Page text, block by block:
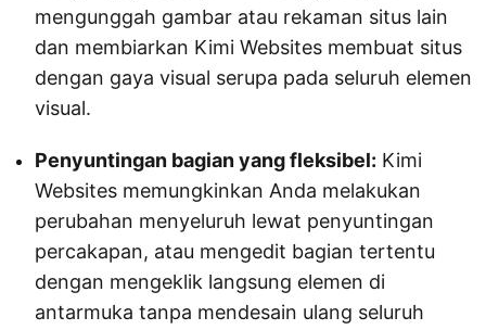
mengunggah gambar atau rekaman situs lain
dan membiarkan Kimi Websites membuat situs
dengan gaya visual serupa pada seluruh elemen
visual.
Penyuntingan bagian yang fleksibel: Kimi
Websites memungkinkan Anda melakukan
perubahan menyeluruh lewat penyuntingan
percakapan, atau mengedit bagian tertentu
dengan mengeklik langsung elemen di
antarmuka tanpa mendesain ulang seluruh